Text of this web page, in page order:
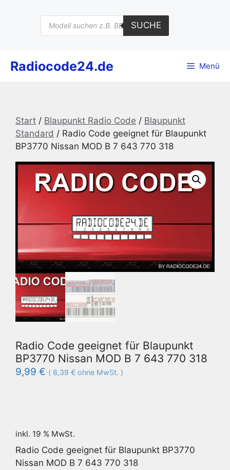
Products
search
SUCHE
Radiocode24.de Menü
Start / Blaupunkt Radio Code / Blaupunkt
Standard / Radio Code geeignet für Blaupunkt
BP3770 Nissan MOD B 7 643 770 318
Radio Code geeignet für Blaupunkt
BP3770 Nissan MOD B 7 643 770 318
9,99 € ( 8,39 € ohne MwSt. )
inkl. 19 % MwSt.
Radio Code geeignet für Blaupunkt BP3770
Nissan MOD B 7 643 770 318